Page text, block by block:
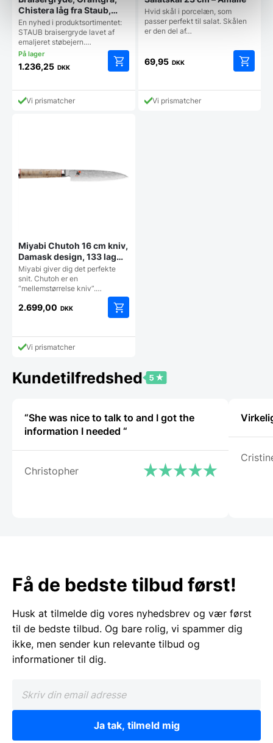
Chistera låg fra Staub,
Flere størrelser
En nyhed i produktsortimentet:
STAUB braisergryde lavet af
emaljeret støbejern.…
1.236,25 DKK
vare
varesiden
Vi prismatcher
Hvid skål i porcelæn, som
passer perfekt til salat. Skålen
er den del af…
69,95 DKK
Vi prismatcher
Miyabi Chutoh 16 cm kniv,
Damask design, 133 lag
stål
Miyabi giver dig det perfekte
snit. Chutoh er en
“mellemstørrelse kniv”.…
2.699,00 DKK
Vi prismatcher
Kundetilfredshed
“She was nice to talk to and I got the
information I needed “
Christopher
Få de bedste tilbud først!
Husk at tilmelde dig vores nyhedsbrev og vær først
til de bedste tilbud. Og bare rolig, vi spammer dig
ikke, men sender kun relevante tilbud og
informationer til dig.
Ja tak, tilmeld mig